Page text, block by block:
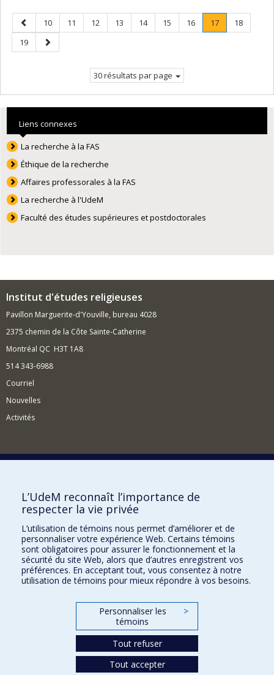
Page
précédente
Page
10 Page
11 Page
12 Page
13 Page
14 Page
15 Page
16 Page
17.
Page
Page
18
Page
19
Page
suivante
30 résultats par page
Liens connexes
La recherche à la FAS
Éthique de la recherche
Affaires professorales à la FAS
La recherche à l'UdeM
Faculté des études supérieures et postdoctorales
Institut d'études religieuses
Pavillon Marguerite-d'Youville, bureau 4028
2375 chemin de la Côte Sainte-Catherine
Montréal QC H3T 1A8
514 343-6988
Courriel
Nouvelles
Activités
Comment soutenir l'Institut?
BESOIN D'AIDE?
Plan du site
Signaler une erreur
Accessibilité
FACULTÉ DES ARTS ET DES SCIENCES
Nos départements et écoles
L’UdeM reconnaît l’importance de
respecter la vie privée
L’utilisation de témoins nous permet d’améliorer et de
personnaliser votre expérience Web. Certains témoins
sont obligatoires pour assurer le fonctionnement et la
sécurité du site Web, alors que d’autres enregistrent vos
préférences. En acceptant tout, vous consentez à notre
utilisation de témoins pour mieux répondre à vos besoins.
Personnaliser les
témoins
>
Tout refuser
Tout accepter